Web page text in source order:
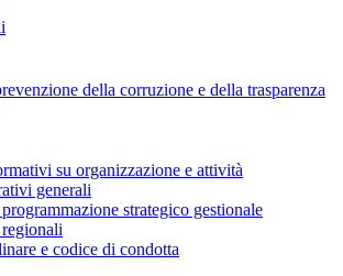
della corruzione e della trasparenza
su organizzazione e attività
generali
strategico gestionale
e codice di condotta